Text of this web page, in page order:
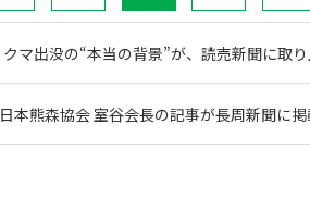
クマ出没の“本当の背景”が、読売新聞に取
日本熊森協会 室谷会長の記事が長周新聞に